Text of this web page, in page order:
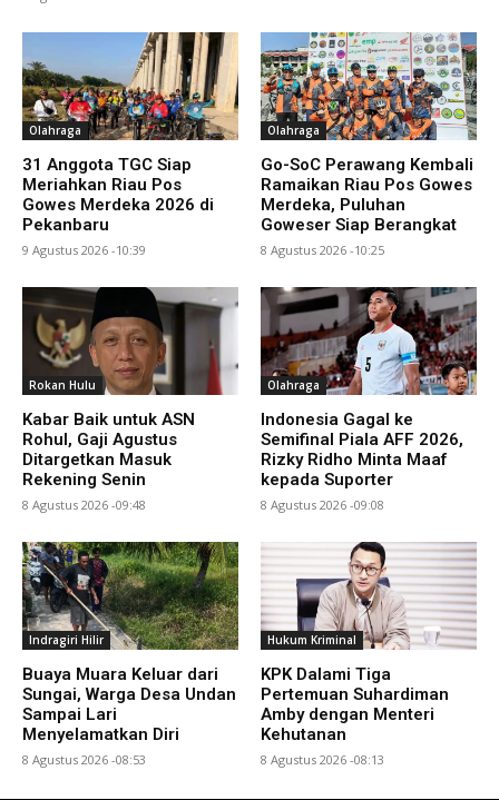
Olahraga
31 Anggota TGC Siap
Meriahkan Riau Pos
Gowes Merdeka 2026 di
Pekanbaru
9 Agustus 2026 -10:39
Olahraga
Go-SoC Perawang Kembali
Ramaikan Riau Pos Gowes
Merdeka, Puluhan
Goweser Siap Berangkat
8 Agustus 2026 -10:25
Rokan Hulu
Kabar Baik untuk ASN
Rohul, Gaji Agustus
Ditargetkan Masuk
Rekening Senin
8 Agustus 2026 -09:48
Olahraga
Indonesia Gagal ke
Semifinal Piala AFF 2026,
Rizky Ridho Minta Maaf
kepada Suporter
8 Agustus 2026 -09:08
Indragiri Hilir
Buaya Muara Keluar dari
Sungai, Warga Desa Undan
Sampai Lari
Menyelamatkan Diri
8 Agustus 2026 -08:53
Hukum Kriminal
KPK Dalami Tiga
Pertemuan Suhardiman
Amby dengan Menteri
Kehutanan
8 Agustus 2026 -08:13